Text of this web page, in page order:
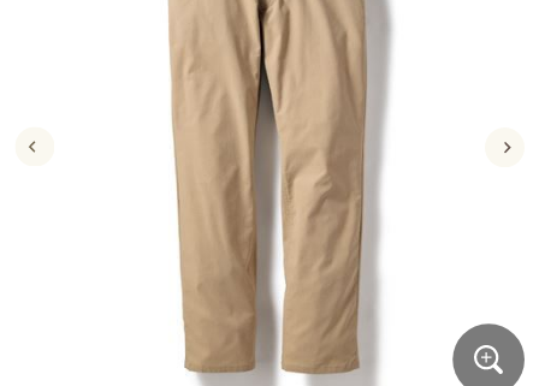
キッチン・雑貨・日用品
カーテン・ラグ・ファブリック
美容・健康通販すべて
ジュニア・ティーンズ下着
大きいサイズ通販すべて
大きいサイズ レディース服
大きいサイズ レディース下着
シークレットセール
商品カテゴリ一覧
カーテン・ラグ・ファブリック
ジュニア・ティーンズ下着
大きいサイズ レディース服
大きいサイズ レディース下着
大きいサイズ 事務・制服
シークレットセール
商品カテゴリ一覧
カタログ・チラシからのご注文